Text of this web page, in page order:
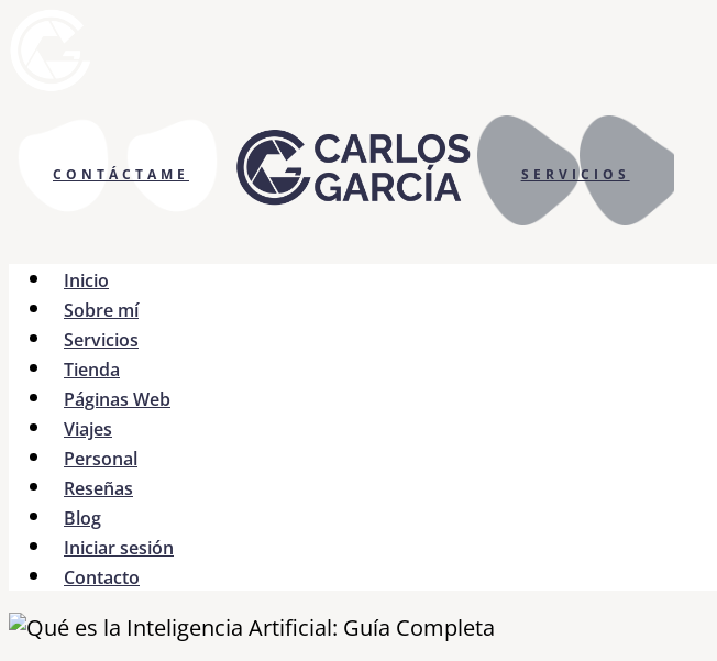
CONTÁCTAME SERVICIOS
Inicio
Sobre mí
Servicios
Tienda
Páginas Web
Viajes
Personal
Reseñas
Blog
Iniciar sesión
Contacto